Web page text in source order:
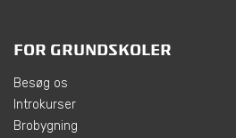
FOR GRUNDSKOLER
Besøg os
Introkurser
Brobygning